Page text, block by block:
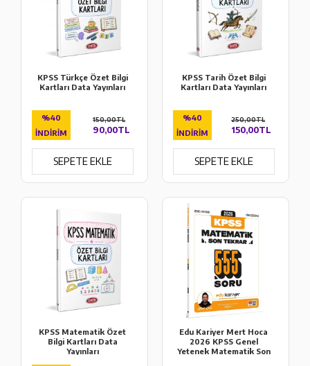
KPSS Türkçe Özet Bilgi
Kartları Data Yayınları
%40
İNDIRIM
90,00TL
150,00TL
SEPETE EKLE
KPSS Tarih Özet Bilgi
Kartları Data Yayınları
%40
İNDIRIM
150,00TL
250,00TL
SEPETE EKLE
KPSS Matematik Özet
Bilgi Kartları Data
Yayınları
Edu Kariyer Mert Hoca
2026 KPSS Genel
Yetenek Matematik Son